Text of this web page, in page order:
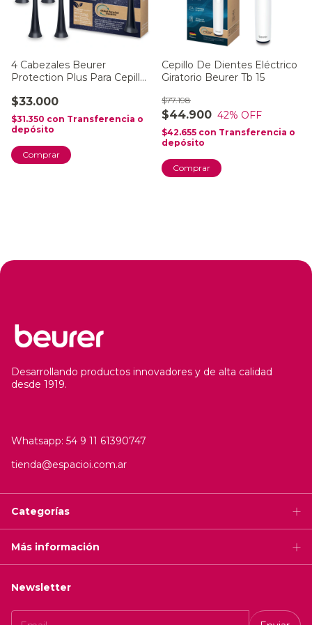
4 Cabezales Beurer
Protection Plus Para Cepillo
(modelos SC Protection
Plus)
$33.000
$31.350 con Transferencia o
depósito
Cepillo De Dientes Eléctrico
Giratorio Beurer Tb 15
$44.900
$77.198
42% OFF
$42.655 con Transferencia o
depósito
Desarrollando productos innovadores y de alta calidad
desde 1919.
Whatsapp: 54 9 11 61390747
tienda@espacioi.com.ar
Categorías
Más información
Newsletter